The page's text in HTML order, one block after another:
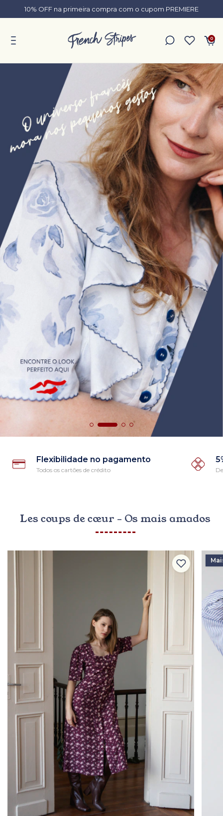
10% OFF na primeira compra com o cupom PREMIERE
0
Flexibilidade no pagamento
Todos os cartões de crédito
Les coups de cœur - Os mais amados